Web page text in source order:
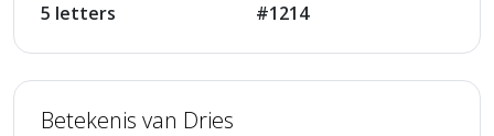
5 letters #1214
Betekenis van Dries